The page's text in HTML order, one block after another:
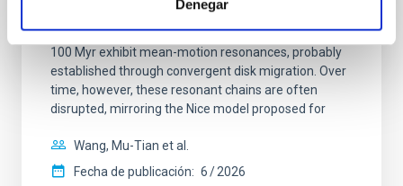
Denegar
dynamical and atmospheric evolution of planetary
systems. Many multi-planet systems younger than
100 Myr exhibit mean-motion resonances, probably
established through convergent disk migration. Over
time, however, these resonant chains are often
disrupted, mirroring the Nice model proposed for
Wang, Mu-Tian et al.
Fecha de publicación: 6 2026